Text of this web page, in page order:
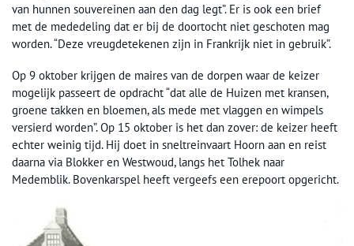
van hunnen souvereinen aan den dag legt”. Er is ook een brief
met de mededeling dat er bij de doortocht niet geschoten mag
worden. “Deze vreugdetekenen zijn in Frankrijk niet in gebruik”.
Op 9 oktober krijgen de maires van de dorpen waar de keizer
mogelijk passeert de opdracht “dat alle de Huizen met kransen,
groene takken en bloemen, als mede met vlaggen en wimpels
versierd worden”. Op 15 oktober is het dan zover: de keizer heeft
echter weinig tijd. Hij doet in sneltreinvaart Hoorn aan en reist
daarna via Blokker en Westwoud, langs het Tolhek naar
Medemblik. Bovenkarspel heeft vergeefs een erepoort opgericht.